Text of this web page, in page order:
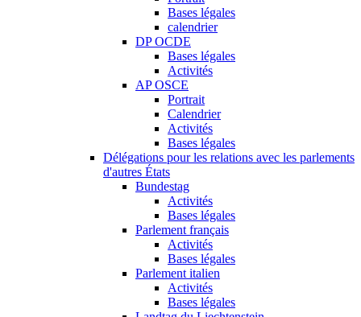
Bases légales
calendrier
DP OCDE
Bases légales
Activités
AP OSCE
Portrait
Calendrier
Activités
Bases légales
Délégations pour les relations avec les parlements
d'autres États
Bundestag
Activités
Bases légales
Parlement français
Activités
Bases légales
Parlement italien
Activités
Bases légales